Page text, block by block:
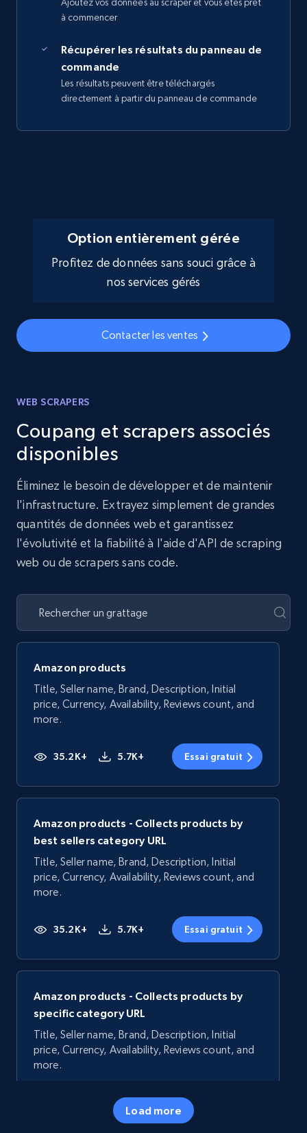
à commencer
Récupérer les résultats du panneau de
commande
Les résultats peuvent être téléchargés
directement à partir du panneau de commande
Option entièrement gérée
Profitez de données sans souci grâce à
nos services gérés
Contacter les ventes
WEB SCRAPERS
Coupang et scrapers associés
disponibles
Éliminez le besoin de développer et de maintenir
l'infrastructure. Extrayez simplement de grandes
quantités de données web et garantissez
l'évolutivité et la fiabilité à l'aide d'API de scraping
web ou de scrapers sans code.
Amazon products
Title, Seller name, Brand, Description, Initial
price, Currency, Availability, Reviews count, and
more.
35.2K+ 5.7K+ Essai gratuit
Amazon products - Collects products by
best sellers category URL
Title, Seller name, Brand, Description, Initial
price, Currency, Availability, Reviews count, and
more.
35.2K+ 5.7K+ Essai gratuit
Amazon products - Collects products by
specific category URL
Title, Seller name, Brand, Description, Initial
price, Currency, Availability, Reviews count, and
more.
5.7K+ Essai gratuit
Load more